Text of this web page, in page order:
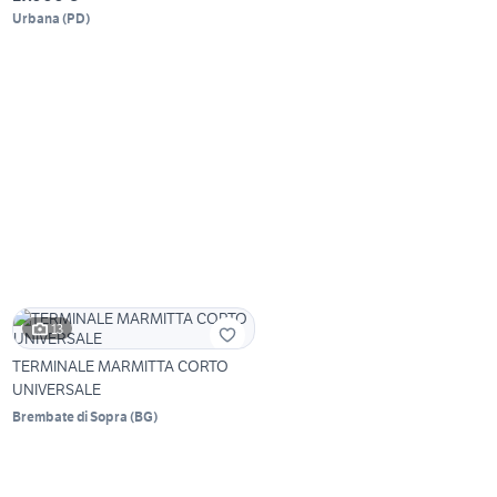
Urbana (PD)
13
TERMINALE MARMITTA CORTO
UNIVERSALE
Brembate di Sopra (BG)